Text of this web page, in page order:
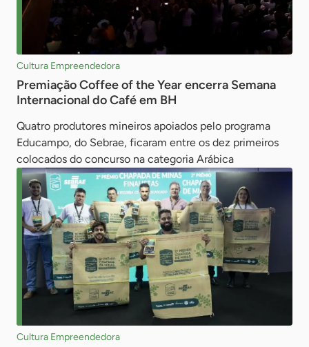
Cultura Empreendedora
Premiação Coffee of the Year encerra Semana
Internacional do Café em BH
Quatro produtores mineiros apoiados pelo programa
Educampo, do Sebrae, ficaram entre os dez primeiros
colocados do concurso na categoria Arábica
Cultura Empreendedora